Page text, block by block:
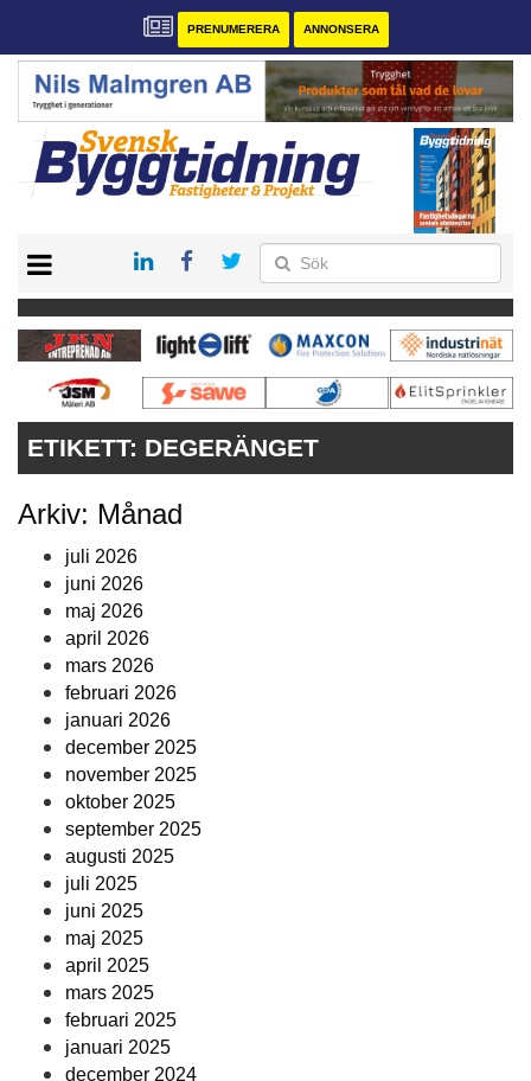
PRENUMERERA ANNONSERA
PRENUMERERA
VÅRA ANDRA MAGASIN
ANNONSERA
ETIKETT: DEGERÄNGET
Arkiv: Månad
juli 2026
juni 2026
maj 2026
april 2026
mars 2026
februari 2026
januari 2026
december 2025
november 2025
oktober 2025
september 2025
augusti 2025
juli 2025
juni 2025
maj 2025
april 2025
mars 2025
februari 2025
januari 2025
december 2024